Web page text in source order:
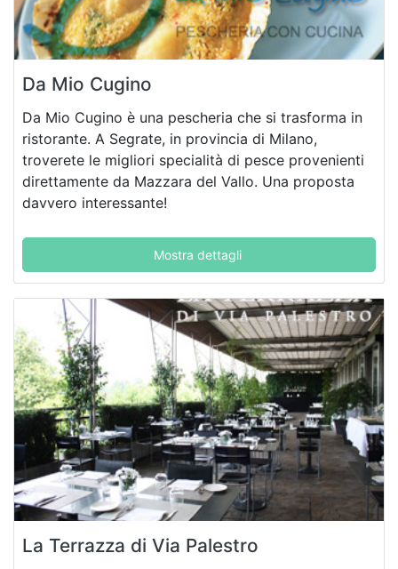
Da Mio Cugino
Da Mio Cugino è una pescheria che si trasforma in
ristorante. A Segrate, in provincia di Milano,
troverete le migliori specialità di pesce provenienti
direttamente da Mazzara del Vallo. Una proposta
davvero interessante!
Mostra dettagli
La Terrazza di Via Palestro